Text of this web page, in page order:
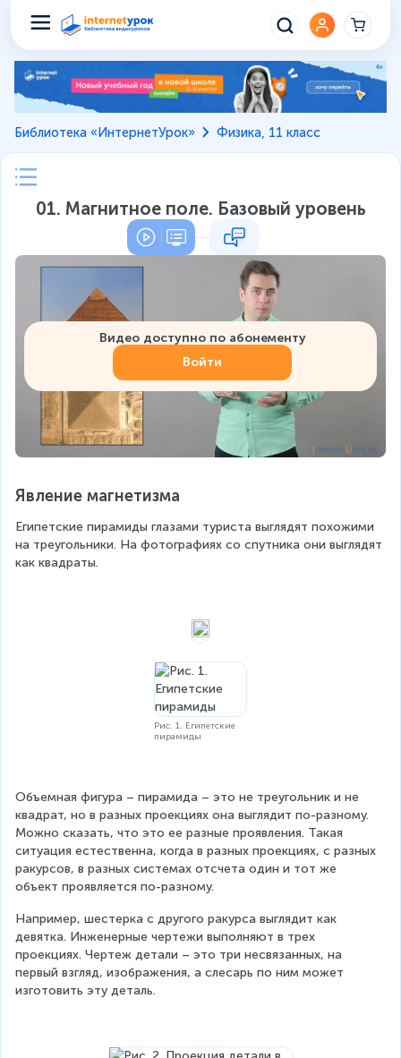
Библиотека «ИнтернетУрок» Физика, 11 класс
01. Магнитное поле. Базовый уровень
Видео доступно по абонементу
Войти
Явление магнетизма
Египетские пирамиды глазами туриста выглядят похожими
на треугольники. На фотографиях со спутника они выглядят
как квадраты.
Рис. 1. Египетские
пирамиды
Объемная фигура – пирамида – это не треугольник и не
квадрат, но в разных проекциях она выглядит по-разному.
Можно сказать, что это ее разные проявления. Такая
ситуация естественна, когда в разных проекциях, с разных
ракурсов, в разных системах отсчета один и тот же
объект проявляется по-разному.
Например, шестерка с другого ракурса выглядит как
девятка. Инженерные чертежи выполняют в трех
проекциях. Чертеж детали – это три несвязанных, на
первый взгляд, изображения, а слесарь по ним может
изготовить эту деталь.